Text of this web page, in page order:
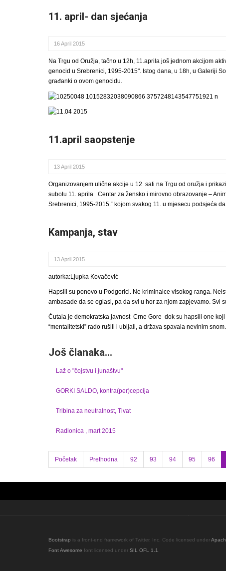
11. april- dan sjećanja
16 April 2015
Na Trgu od Oružja, tačno u 12h, 11.aprila još jednom akcijom
genocid u Srebrenici, 1995-2015". Istog dana, u 18h, u Galeriji
građanki o ovom genocidu.
11.april saopstenje
13 April 2015
Organizovanjem ulične akcije u 12 sati na Trgu od oružja i
subotu 11. aprila Centar za žensko i mirovno obrazovanje –
Srebrenici, 1995-2015.“ kojom svakog 11. u mjesecu podsjeća
Kampanja, stav
13 April 2015
autorka:Ljupka Kovačević
Hapsili su ponovo u Podgorici. Ne kriminalce visokog ranga.
ambasade da se oglasi, pa da svi u hor za njom zapjevamo. Svi
Ćutala je demokratska javnost Crne Gore dok su hapsili one
“mentalitetski” rado rušili i ubijali, a država spavala nevinim
Još članaka...
Laž o "čojstvu i junaštvu"
GORKI SALDO, kontra(per)cepcija
Tribina za neutralnost, Tivat
Radionica , mart 2015
Početak
Prethodna 92 93 94 95 96
Bootstrap is a front-end framework of Twitter, Inc. Code licensed under
Font Awesome font licensed under SIL OFL 1.1.